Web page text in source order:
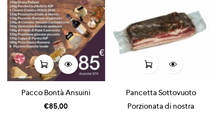
Pacco Bontà Ansuini
€85,00
Pancetta Sottovuoto
Porzionata di nostra